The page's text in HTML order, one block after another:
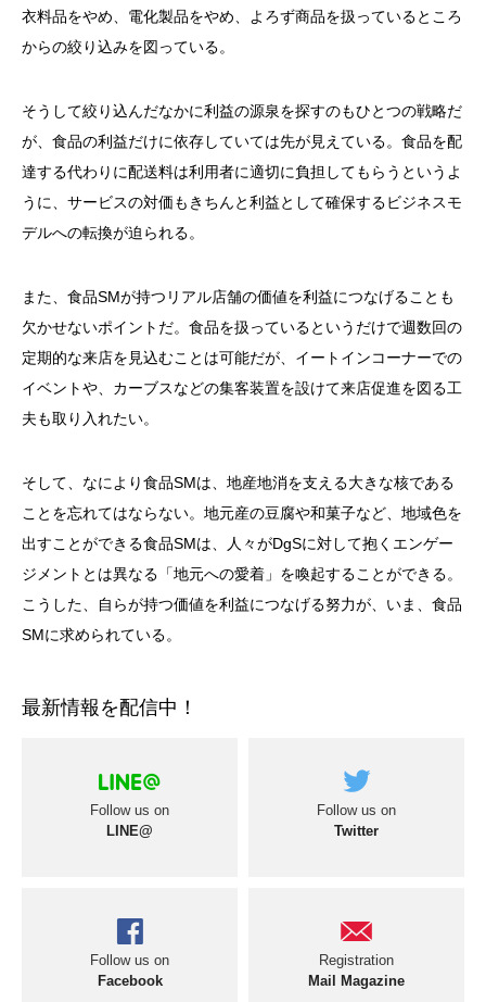
衣料品をやめ、電化製品をやめ、よろず商品を扱っているところ
からの絞り込みを図っている。
そうして絞り込んだなかに利益の源泉を探すのもひとつの戦略だ
が、食品の利益だけに依存していては先が見えている。食品を配
達する代わりに配送料は利用者に適切に負担してもらうというよ
うに、サービスの対価もきちんと利益として確保するビジネスモ
デルへの転換が迫られる。
また、食品SMが持つリアル店舗の価値を利益につなげることも
欠かせないポイントだ。食品を扱っているというだけで週数回の
定期的な来店を見込むことは可能だが、イートインコーナーでの
イベントや、カーブスなどの集客装置を設けて来店促進を図る工
夫も取り入れたい。
そして、なにより食品SMは、地産地消を支える大きな核である
ことを忘れてはならない。地元産の豆腐や和菓子など、地域色を
出すことができる食品SMは、人々がDgSに対して抱くエンゲー
ジメントとは異なる「地元への愛着」を喚起することができる。
こうした、自らが持つ価値を利益につなげる努力が、いま、食品
SMに求められている。
最新情報を配信中！
Follow us on
LINE@
Follow us on
Twitter
Follow us on
Facebook
Registration
Mail Magazine